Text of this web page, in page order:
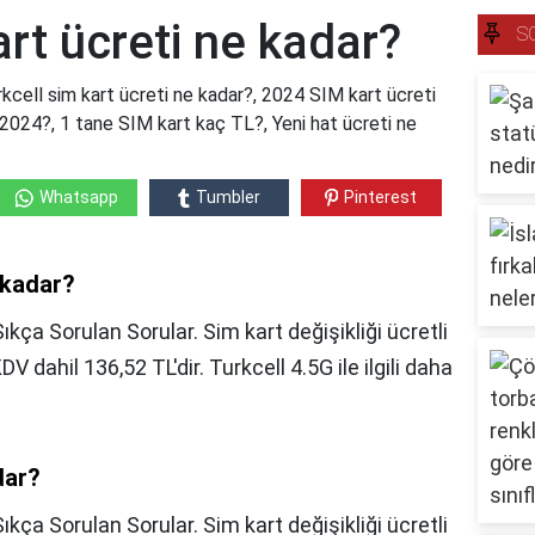
ücreti ne kadar?
sim kart ücreti ne kadar?, 2024 SIM kart ücreti
1 tane SIM kart kaç TL?, Yeni hat ücreti ne
Whatsapp Tumbler Pinterest
Sorulan Sorular. Sim kart değişikliği ücretli
dahil 136,52 TL'dir. Turkcell 4.5G ile ilgili daha
Sorulan Sorular. Sim kart değişikliği ücretli